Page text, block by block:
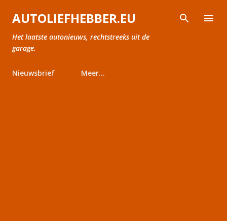
Doorgaan naar hoofdcontent
AUTOLIEFHEBBER.EU
Het laatste autonieuws, rechtstreeks uit de
garage.
Nieuwsbrief Meer…